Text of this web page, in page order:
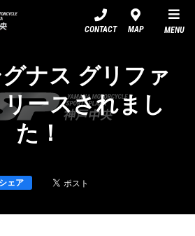
CONTACT MAP MENU
ナス グリファ
ースされまし
た！
シェア